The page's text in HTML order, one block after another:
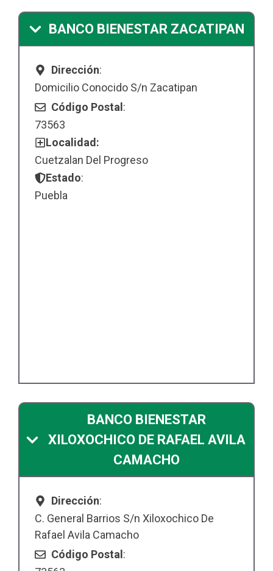
BANCO BIENESTAR ZACATIPAN
Dirección:
Domicilio Conocido S/n Zacatipan
Código Postal :
73563
Localidad:
Cuetzalan Del Progreso
Estado:
Puebla
BANCO BIENESTAR
XILOXOCHICO DE RAFAEL AVILA
CAMACHO
Dirección:
C. General Barrios S/n Xiloxochico De
Rafael Avila Camacho
Código Postal :